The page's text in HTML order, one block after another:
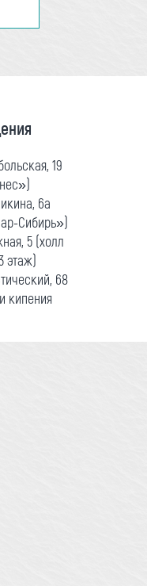
19
6а
Сибирь»)
5 (холл
этаж)
68
кипения